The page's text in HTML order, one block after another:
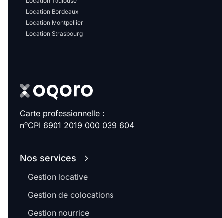
Location Bordeaux
Location Montpellier
Location Strasbourg
Carte professionnelle :
noCPI 6901 2019 000 039 604
Nos services
Gestion locative
Gestion de colocations
Gestion nourrice